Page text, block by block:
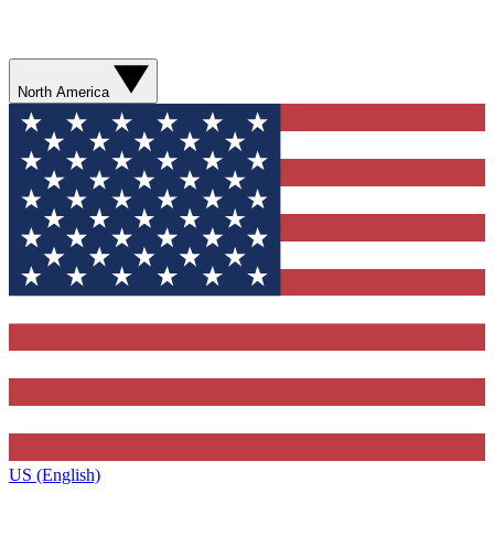
North America
US (English)